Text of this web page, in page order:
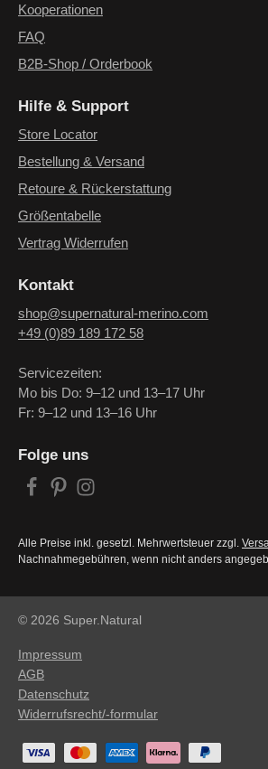
Folge uns
Alle Preise inkl. gesetzl. Mehrwertsteuer zzgl.
Nachnahmegebühren, wenn nicht anders
Kooperationen
FAQ
B2B-Shop / Orderbook
Hilfe & Support
Store Locator
Bestellung & Versand
Retoure & Rückerstattung
Größentabelle
Vertrag Widerrufen
Kontakt
shop@supernatural-merino.com
+49 (0)89 189 172 58
Servicezeiten:
Mo bis Do: 9–12 und 13–17 Uhr
Fr: 9–12 und 13–16 Uhr
© 2026 Super.Natural
Impressum
AGB
Datenschutz
Widerrufsrecht/-formular